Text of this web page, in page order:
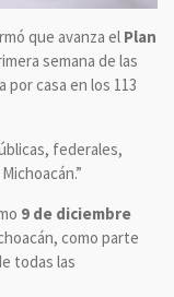
que avanza el Plan
semana de las
por casa en los 113
federales,
9 de diciembre
como parte
todas las